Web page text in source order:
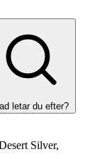
letar du efter?
Silver,